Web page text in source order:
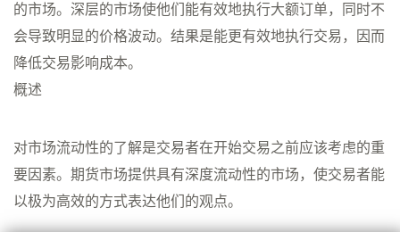
的市场。深层的市场使他们能有效地执行大额订单，同时不
会导致明显的价格波动。结果是能更有效地执行交易，因而
降低交易影响成本。
概述
对市场流动性的了解是交易者在开始交易之前应该考虑的重
要因素。期货市场提供具有深度流动性的市场，使交易者能
以极为高效的方式表达他们的观点。